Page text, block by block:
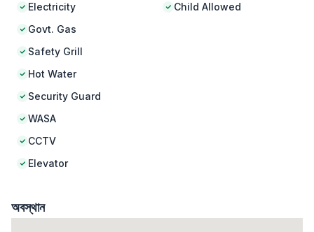
Electricity
Govt. Gas
Safety Grill
Hot Water
Security Guard
WASA
CCTV
Elevator
Child Allowed
অবস্থান